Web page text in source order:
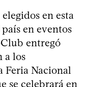
en esta
en eventos
entregó
a los
Feria Nacional
se celebrará en